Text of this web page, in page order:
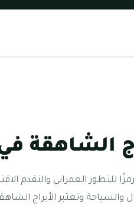
في
للتطور العمراني والتقدم
والسياحة وتعتبر الأبراج